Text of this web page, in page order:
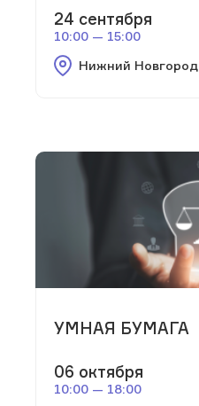
24 сентября
10:00 — 15:00
Нижний Новгород
УМНАЯ БУМАГА
06 октября
10:00 — 18:00